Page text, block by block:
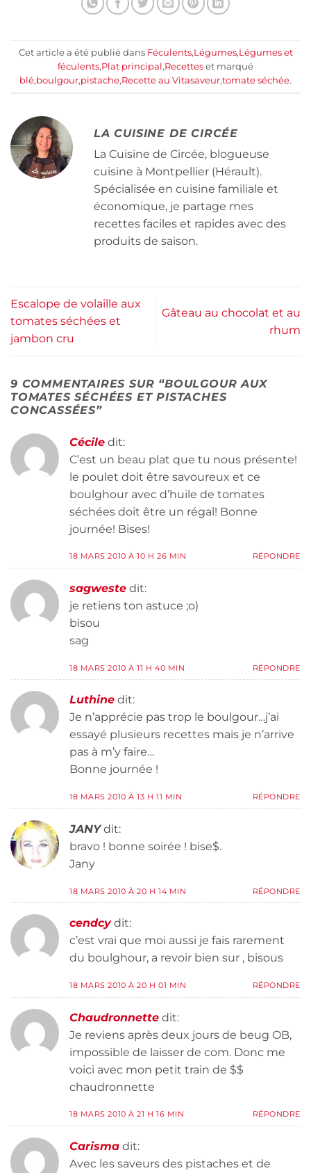
Cet article a été publié dans Féculents,Légumes,Légumes et
féculents,Plat principal,Recettes et marqué
blé,boulgour,pistache,Recette au Vitasaveur,tomate séchée.
LA CUISINE DE CIRCÉE
La Cuisine de Circée, blogueuse
cuisine à Montpellier (Hérault).
Spécialisée en cuisine familiale et
économique, je partage mes
recettes faciles et rapides avec des
produits de saison.
Escalope de volaille aux
tomates séchées et
jambon cru
Gâteau au chocolat et au
rhum
9 COMMENTAIRES SUR “BOULGOUR AUX
TOMATES SÉCHÉES ET PISTACHES
CONCASSÉES”
Cécile dit:
C’est un beau plat que tu nous présente!
le poulet doit être savoureux et ce
boulghour avec d’huile de tomates
séchées doit être un régal! Bonne
journée! Bises!
18 MARS 2010 À 10 H 26 MIN RÉPONDRE
sagweste dit:
je retiens ton astuce ;o)
bisou
sag
18 MARS 2010 À 11 H 40 MIN RÉPONDRE
Luthine dit:
Je n’apprécie pas trop le boulgour…j’ai
essayé plusieurs recettes mais je n’arrive
pas à m’y faire…
Bonne journée !
18 MARS 2010 À 13 H 11 MIN RÉPONDRE
JANY dit:
bravo ! bonne soirée ! bise$.
Jany
18 MARS 2010 À 20 H 14 MIN RÉPONDRE
cendcy dit:
c’est vrai que moi aussi je fais rarement
du boulghour, a revoir bien sur , bisous
18 MARS 2010 À 20 H 01 MIN RÉPONDRE
Chaudronnette dit:
Je reviens après deux jours de beug OB,
impossible de laisser de com. Donc me
voici avec mon petit train de $$
chaudronnette
18 MARS 2010 À 21 H 16 MIN RÉPONDRE
Carisma dit:
Avec les saveurs des pistaches et de